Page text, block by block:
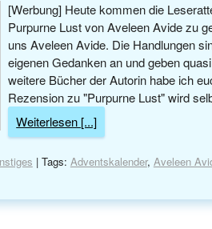
[Werbung] Heute kommen die
Purpurne Lust von Aveleen Avide zu
uns Aveleen Avide. Die Handlungen
eigenen Gedanken an und geben
weitere Bücher der Autorin habe ich
Rezension zu "Purpurne Lust" wird
Weiterlesen [...]
| Tags: Adventskalender, Aveleen